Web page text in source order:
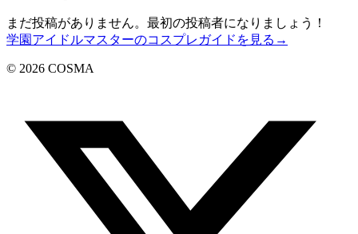
まだ投稿がありません。最初の投稿者になりましょう！
学園アイドルマスターのコスプレガイドを見る →
© 2026 COSMA